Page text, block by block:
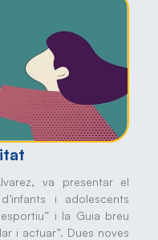
va presentar el
i adolescents
i la Guia breu
i actuar”. Dues noves